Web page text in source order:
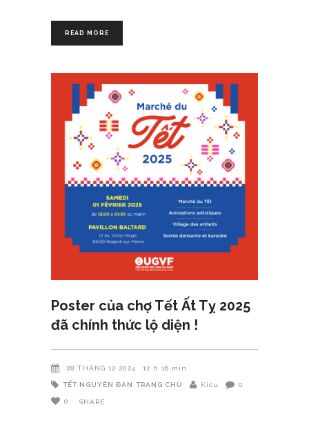
READ MORE
Poster của chợ Tết Ất Tỵ 2025
đã chính thức lộ diện !
28 THÁNG 12 2024 12 h 16 min
TẾT NGUYÊN ĐÁN TRANG CHỦ Kicu 0
0 SHARE